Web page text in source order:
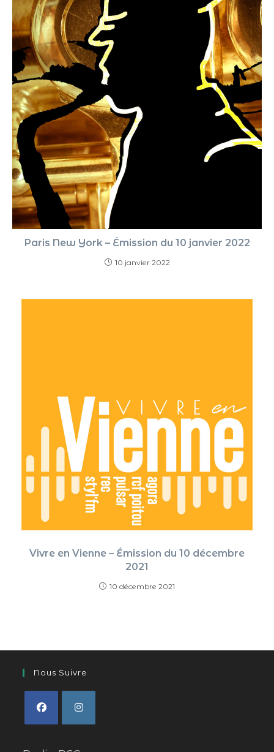
Paris New York – Émission du 10 janvier 2022
10 janvier 2022
Vivre en Vienne – Émission du 10 décembre
2021
10 décembre 2021
Nous Suivre